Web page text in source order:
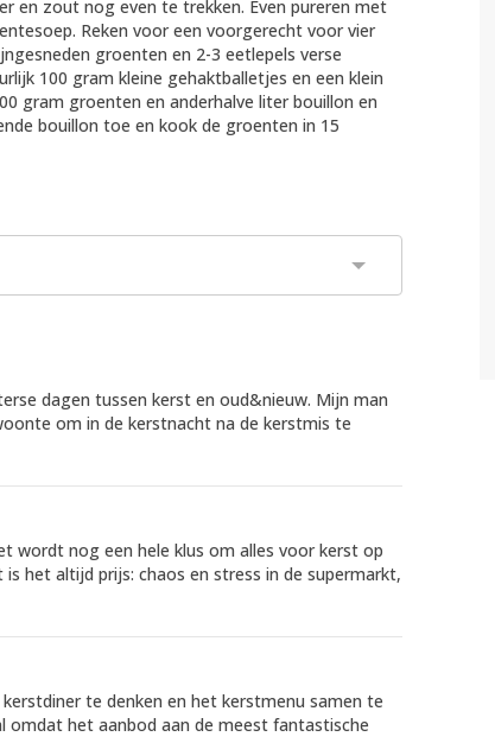
zout nog even te trekken. Even pureren met
Reken voor een voorgerecht voor vier
groenten en 2-3 eetlepels verse
100 gram kleine gehaktballetjes en een klein
gram groenten en anderhalve liter bouillon en
bouillon toe en kook de groenten in 15
dagen tussen kerst en oud&nieuw. Mijn man
om in de kerstnacht na de kerstmis te
wordt nog een hele klus om alles voor kerst op
het altijd prijs: chaos en stress in de supermarkt,
te denken en het kerstmenu samen te
omdat het aanbod aan de meest fantastische